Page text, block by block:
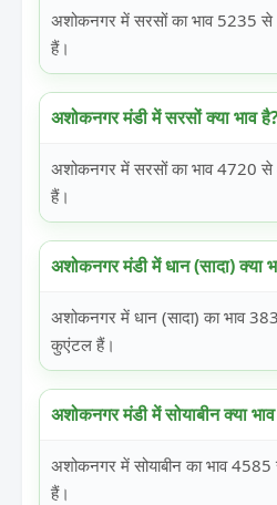
अशोकनगर में सरसों का भाव 5235
हैं।
अशोकनगर मंडी में सरसों क्या भाव
अशोकनगर में सरसों का भाव 4720
हैं।
अशोकनगर मंडी में धान (सादा) क्या
अशोकनगर में धान (सादा) का भाव
कुएंटल हैं।
अशोकनगर मंडी में सोयाबीन क्या
अशोकनगर में सोयाबीन का भाव
हैं।